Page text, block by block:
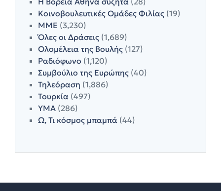
Κοινοβουλευτικές Ομάδες Φιλίας (19)
ΜΜΕ (3,230)
Όλες οι Δράσεις (1,689)
Ολομέλεια της Βουλής (127)
Ραδιόφωνο (1,120)
Συμβούλιο της Ευρώπης (40)
Τηλεόραση (1,886)
Τουρκία (497)
ΥΜΑ (286)
Ω, Τι κόσμος μπαμπά (44)